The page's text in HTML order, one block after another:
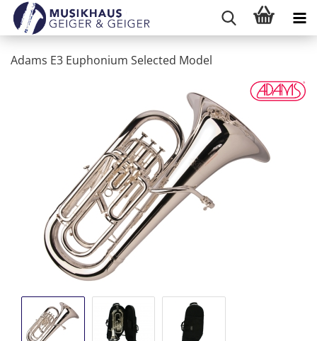
Adams E3 Euphonium Selected Model